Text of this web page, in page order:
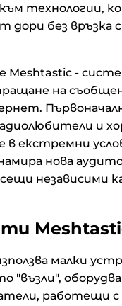
технологии,
дори без връзка
Meshtastic -
на
и
в екстремни
нова
независими
малки
"възли",
работещи